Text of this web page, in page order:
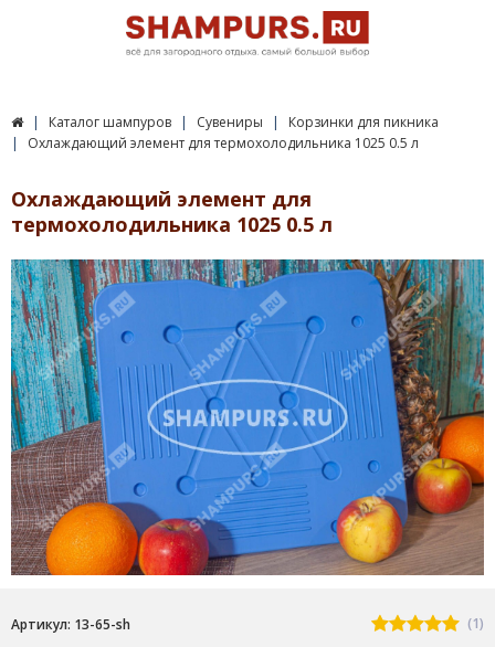
Каталог шампуров Сувениры
Корзинки для пикника
Охлаждающий элемент для термохолодильника 1025 0.5 л
Охлаждающий элемент для
термохолодильника 1025 0.5 л
Артикул: 13-65-sh (1)